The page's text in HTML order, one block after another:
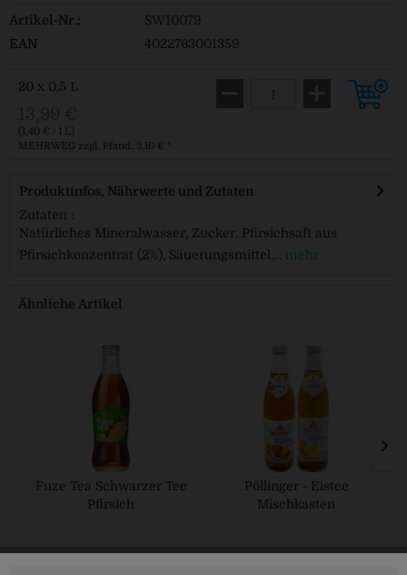
Artikel-Nr.:
SW10079
EAN
4022763001359
20 x 0,5 L
13,99 €
(1,40 € / 1 L)
MEHRWEG zzgl. Pfand: 3,10 € *
Produktinfos, Nährwerte und Zutaten
Zutaten :
Natürliches Mineralwasser, Zucker, Pfirsichsaft aus
Pfirsichkonzentrat (2%), Säuerungsmittel,...
mehr
Ähnliche Artikel
Fuze Tea Schwarzer Tee
Pfirsich
Pöllinger - Eistee
Mischkasten